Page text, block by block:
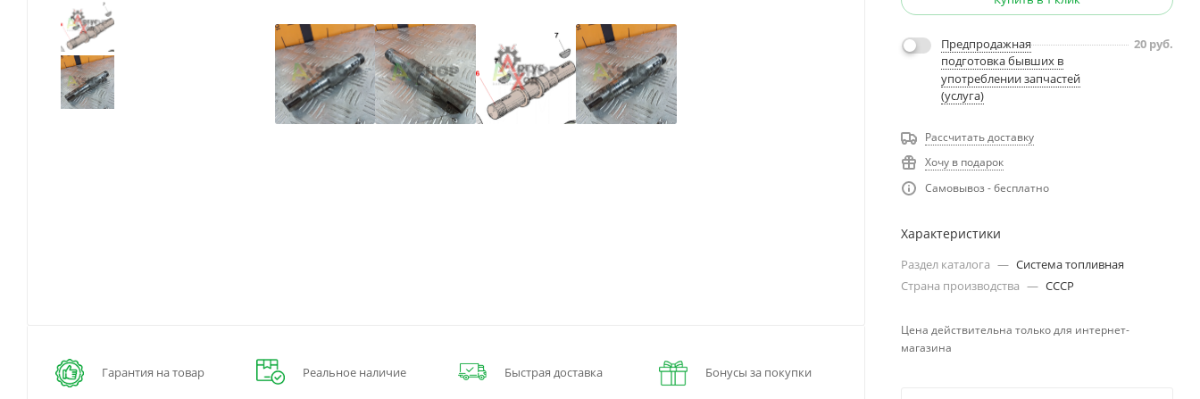
Гарантия на товар Реальное наличие Быстрая доставка Бонусы за покупки
Предпродажная
подготовка бывших в
употреблении запчастей
(услуга)
20 руб.
Рассчитать доставку
Хочу в подарок
Самовывоз - бесплатно
Характеристики
Раздел каталога — Система топливная
Страна производства — СССР
Цена действительна только для интернет-
магазина